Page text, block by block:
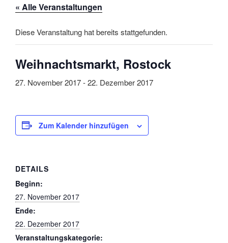
« Alle Veranstaltungen
Diese Veranstaltung hat bereits stattgefunden.
Weihnachtsmarkt, Rostock
27. November 2017-22. Dezember 2017
Zum Kalender hinzufügen
DETAILS
Beginn:
27. November 2017
Ende:
22. Dezember 2017
Veranstaltungskategorie: